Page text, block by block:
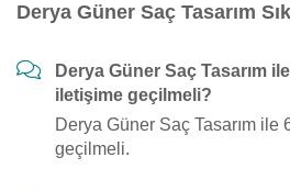
Derya Güner Saç Tasarım
Derya Güner Saç Tasarım
iletişime geçilmeli?
Derya Güner Saç Tasarım ile
geçilmeli.